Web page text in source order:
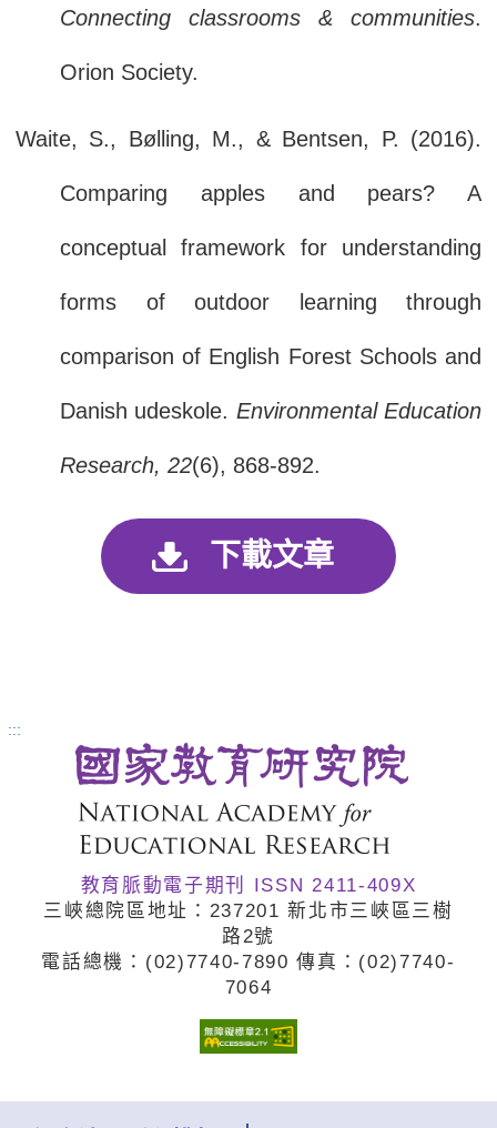
Connecting classrooms & communities.
Orion Society.
Waite, S., Bølling, M., & Bentsen, P. (2016).
Comparing apples and pears? A
conceptual framework for understanding
forms of outdoor learning through
comparison of English Forest Schools and
Danish udeskole. Environmental Education
Research, 22(6), 868-892.
下載文章
:::
教育脈動電子期刊 ISSN 2411-409X
三峽總院區地址：237201 新北市三峽區三樹
路2號
電話總機：(02)7740-7890 傳真：(02)7740-
7064